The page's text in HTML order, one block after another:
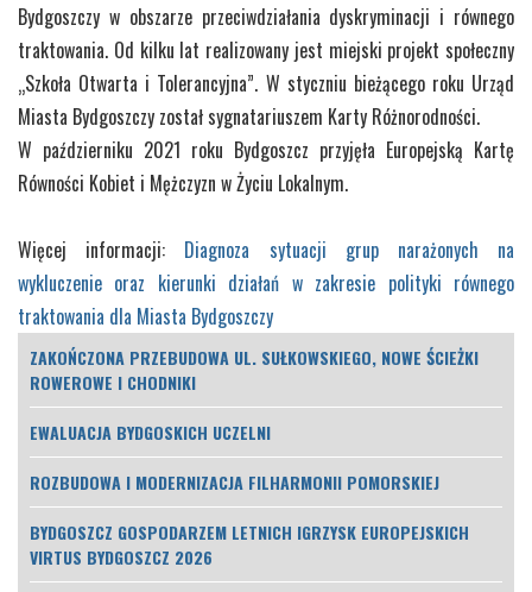
Bydgoszczy w obszarze przeciwdziałania dyskryminacji i równego
traktowania. Od kilku lat realizowany jest miejski projekt społeczny
„Szkoła Otwarta i Tolerancyjna”. W styczniu bieżącego roku Urząd
Miasta Bydgoszczy został sygnatariuszem Karty Różnorodności.
W październiku 2021 roku Bydgoszcz przyjęła Europejską Kartę
Równości Kobiet i Mężczyzn w Życiu Lokalnym.
Więcej informacji: Diagnoza sytuacji grup narażonych na
wykluczenie oraz kierunki działań w zakresie polityki równego
traktowania dla Miasta Bydgoszczy
ZAKOŃCZONA PRZEBUDOWA UL. SUŁKOWSKIEGO, NOWE ŚCIEŻKI
ROWEROWE I CHODNIKI
EWALUACJA BYDGOSKICH UCZELNI
ROZBUDOWA I MODERNIZACJA FILHARMONII POMORSKIEJ
BYDGOSZCZ GOSPODARZEM LETNICH IGRZYSK EUROPEJSKICH
VIRTUS BYDGOSZCZ 2026